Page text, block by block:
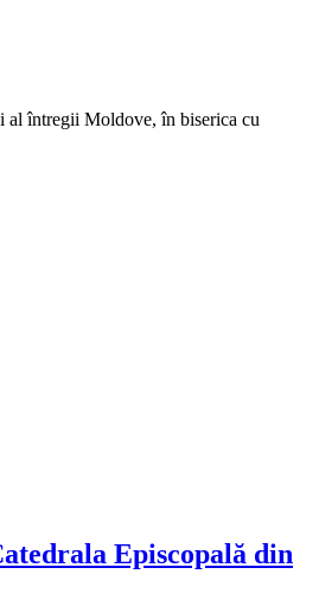
al întregii Moldove, în biserica cu
Episcopală din